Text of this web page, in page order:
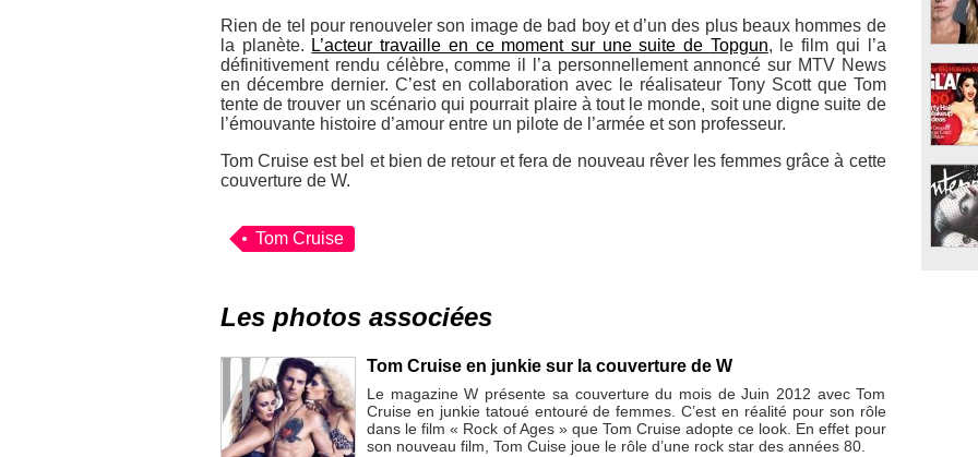
Rien de tel pour renouveler son image de bad boy et d’un des plus beaux hommes de
la planète. L’acteur travaille en ce moment sur une suite de Topgun, le film qui l’a
définitivement rendu célèbre, comme il l’a personnellement annoncé sur MTV News
en décembre dernier. C’est en collaboration avec le réalisateur Tony Scott que Tom
tente de trouver un scénario qui pourrait plaire à tout le monde, soit une digne suite de
l’émouvante histoire d’amour entre un pilote de l’armée et son professeur.
Tom Cruise est bel et bien de retour et fera de nouveau rêver les femmes grâce à cette
couverture de W.
Tom Cruise
Les photos associées
Tom Cruise en junkie sur la couverture de W
Le magazine W présente sa couverture du mois de Juin 2012 avec Tom
Cruise en junkie tatoué entouré de femmes. C’est en réalité pour son rôle
dans le film « Rock of Ages » que Tom Cruise adopte ce look. En effet pour
son nouveau film, Tom Cuise joue le rôle d’une rock star des années 80.